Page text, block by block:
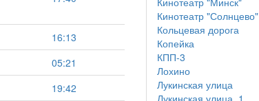
16:13
05:21
19:42
Кинотеатр "Солнцево"
Кольцевая дорога
Копейка
КПП-3
Лохино
Лукинская улица
Лукинская улица, 1